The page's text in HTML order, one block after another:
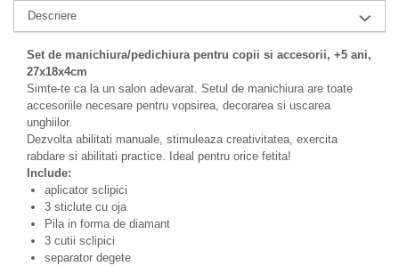
Descriere
Set de manichiura/pedichiura pentru copii si accesorii, +5 ani,
27x18x4cm
Simte-te ca la un salon adevarat. Setul de manichiura are toate
accesoriile necesare pentru vopsirea, decorarea si uscarea
unghiilor.
Dezvolta abilitati manuale, stimuleaza creativitatea, exercita
rabdare si abilitati practice. Ideal pentru orice fetita!
Include:
aplicator sclipici
3 sticlute cu oja
Pila in forma de diamant
3 cutii sclipici
separator degete